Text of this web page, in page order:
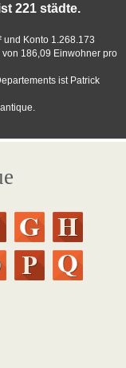
221 städte.
und Konto 1.268.173
186,09 Einwohner pro
ist Patrick